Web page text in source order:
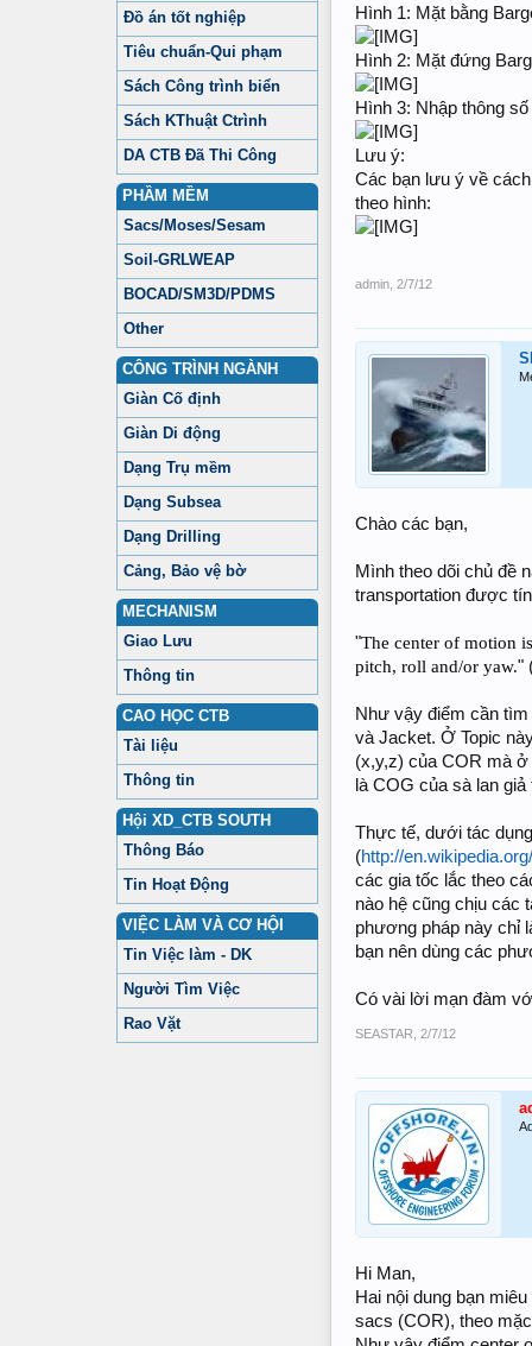
Đồ án tốt nghiệp
Tiêu chuẩn-Qui phạm
Sách Công trình biển
Sách KThuật Ctrình
DA CTB Đã Thi Công
PHẦM MỀM
Sacs/Moses/Sesam
Soil-GRLWEAP
BOCAD/SM3D/PDMS
Other
CÔNG TRÌNH NGÀNH
Giàn Cố định
Giàn Di động
Dạng Trụ mềm
Dạng Subsea
Dạng Drilling
Cảng, Bảo vệ bờ
MECHANISM
Giao Lưu
Thông tin
CAO HỌC CTB
Tài liệu
Thông tin
Hội XD_CTB SOUTH
Thông Báo
Tin Hoạt Động
VIỆC LÀM VÀ CƠ HỘI
Tin Việc làm - DK
Người Tìm Việc
Rao Vặt
Hình 1: Mặt bằng
Hình 2: Mặt đứng
Hình 3: Nhập thông
Lưu ý:
Các bạn lưu ý về
theo hình:
admin 2/7/12
Chào các bạn,
Mình theo dõi chủ đề
transportation được
"The center of motion
pitch, roll and/or yaw."
Như vậy điểm cần
và Jacket. Ở Topic
(x,y,z) của COR mà
là COG của sà lan
Thực tế, dưới tác
(http://
các gia tốc lắc theo
nào hệ cũng chịu các
phương pháp này chỉ
bạn nên dùng các
Có vài lời mạn đàm
SEASTAR 2/7/12
Hi Man,
Hai nội dung bạn
sacs (COR), theo